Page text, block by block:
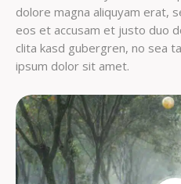
dolore magna aliquyam erat,
eos et accusam et justo duo
clita kasd gubergren, no sea
ipsum dolor sit amet.